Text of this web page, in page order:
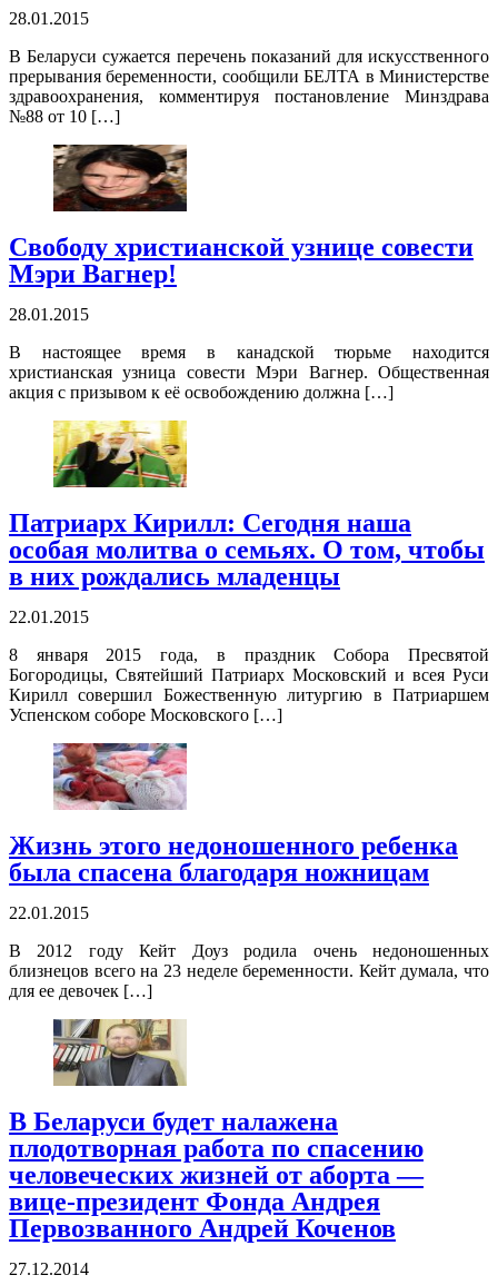
28.01.2015
В Беларуси сужается перечень показаний для искусственного
прерывания беременности, сообщили БЕЛТА в Министерстве
здравоохранения, комментируя постановление Минздрава
№88 от 10 […]
Свободу христианской узнице совести
Мэри Вагнер!
28.01.2015
В настоящее время в канадской тюрьме находится
христианская узница совести Мэри Вагнер. Общественная
акция с призывом к её освобождению должна […]
Патриарх Кирилл: Сегодня наша
особая молитва о семьях. О том, чтобы
в них рождались младенцы
22.01.2015
8 января 2015 года, в праздник Собора Пресвятой
Богородицы, Святейший Патриарх Московский и всея Руси
Кирилл совершил Божественную литургию в Патриаршем
Успенском соборе Московского […]
Жизнь этого недоношенного ребенка
была спасена благодаря ножницам
22.01.2015
В 2012 году Кейт Доуз родила очень недоношенных
близнецов всего на 23 неделе беременности. Кейт думала, что
для ее девочек […]
В Беларуси будет налажена
плодотворная работа по спасению
человеческих жизней от аборта —
вице-президент Фонда Андрея
Первозванного Андрей Коченов
27.12.2014